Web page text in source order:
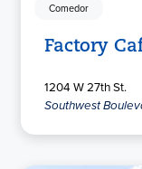
Comedor
Factory
1204 W 27th St.
Southwest